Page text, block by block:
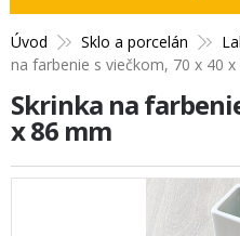
Úvod Sklo a porcelán
na farbenie s viečkom, 70 x 40
Skrinka na
x 86 mm